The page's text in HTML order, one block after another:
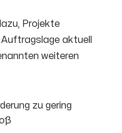
Projekte
aktuell
weiteren
zu gering